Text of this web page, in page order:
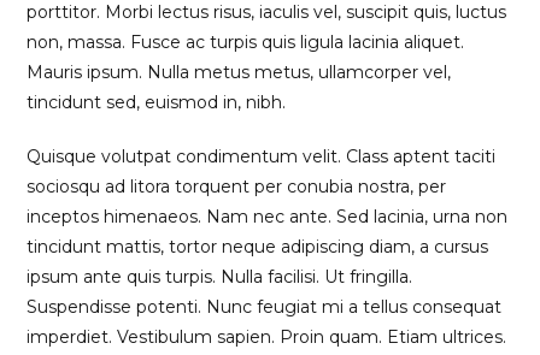
porttitor. Morbi lectus risus, iaculis vel, suscipit quis, luctus
non, massa. Fusce ac turpis quis ligula lacinia aliquet.
Mauris ipsum. Nulla metus metus, ullamcorper vel,
tincidunt sed, euismod in, nibh.
Quisque volutpat condimentum velit. Class aptent taciti
sociosqu ad litora torquent per conubia nostra, per
inceptos himenaeos. Nam nec ante. Sed lacinia, urna non
tincidunt mattis, tortor neque adipiscing diam, a cursus
ipsum ante quis turpis. Nulla facilisi. Ut fringilla.
Suspendisse potenti. Nunc feugiat mi a tellus consequat
imperdiet. Vestibulum sapien. Proin quam. Etiam ultrices.